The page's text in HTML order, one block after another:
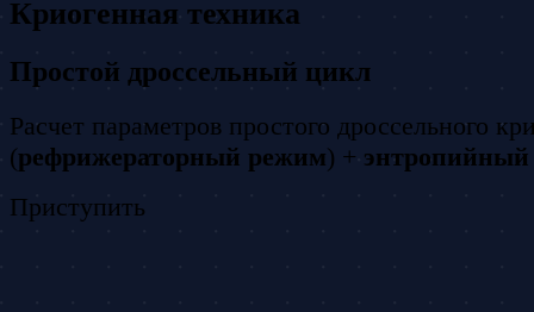
Криогенная техника
Простой дроссельный цикл
Расчет параметров простого дроссельного
(рефрижераторный режим) + энтропийный
Приступить